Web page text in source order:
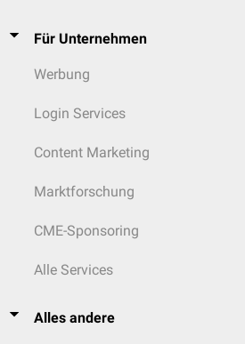
Für Unternehmen
Werbung
Login Services
Content Marketing
Marktforschung
CME-Sponsoring
Alle Services
Alles andere